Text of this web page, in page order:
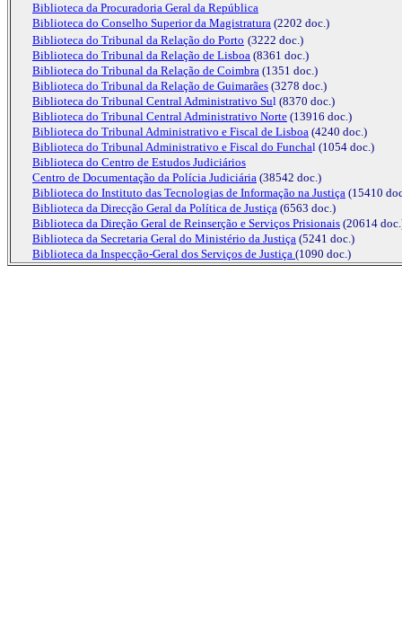
Biblioteca da Procuradoria Geral da República
Biblioteca do Conselho Superior da Magistratura (2202 doc.)
Biblioteca do Tribunal da Relação do Porto (3222 doc.)
Biblioteca do Tribunal da Relação de Lisboa (8361 doc.)
Biblioteca do Tribunal da Relação de Coimbra (1351 doc.)
Biblioteca do Tribunal da Relação de Guimarães (3278 doc.)
Biblioteca do Tribunal Central Administrativo Sul (8370 doc.)
Biblioteca do Tribunal Central Administrativo Norte (13916 doc.)
Biblioteca do Tribunal Administrativo e Fiscal de Lisboa (4240 doc.)
Biblioteca do Tribunal Administrativo e Fiscal do Funchal (1054 doc.)
Biblioteca do Centro de Estudos Judiciários
Centro de Documentação da Polícia Judiciária (38542 doc.)
Biblioteca do Instituto das Tecnologias de Informação na Justiça (15410
Biblioteca da Direcção Geral da Política de Justiça (6563 doc.)
Biblioteca da Direção Geral de Reinserção e Serviços Prisionais (20614
Biblioteca da Secretaria Geral do Ministério da Justiça (5241 doc.)
Biblioteca da Inspecção-Geral dos Serviços de Justiça (1090 doc.)